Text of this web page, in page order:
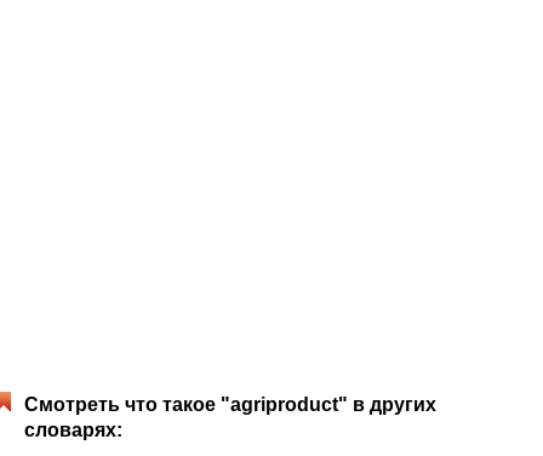
Смотреть что такое "agriproduct" в других
словарях: